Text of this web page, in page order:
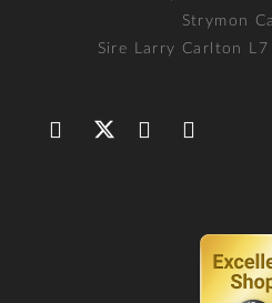
Strymon
Sire Larry Carlton